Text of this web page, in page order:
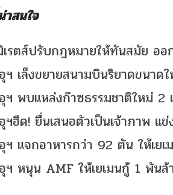
าสนใจ
เรตส์ปรับกฎหมายให้ทันสมัย ออ
ฯ เล็งขยายสนามบินริยาดขนาด
ฯ พบแหล่งก๊าซธรรมชาติใหม่ 2
ฯฮึด! ยื่นเสนอตัวเป็นเจ้าภาพ
ฯ แจกอาหารกว่า 92 ตัน ให้เยเ
ฯ หนุน AMF ให้เยเมนกู้ 1 พันล้